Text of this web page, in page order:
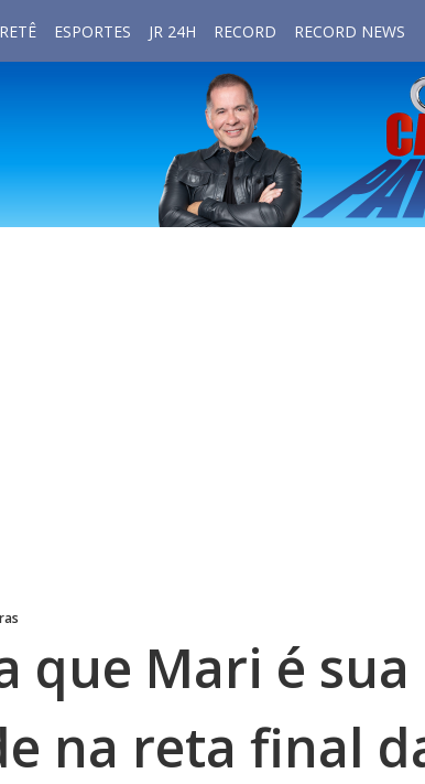
ESPORTES JR 24H RECORD RECORD NEWS
que Mari é
na reta final